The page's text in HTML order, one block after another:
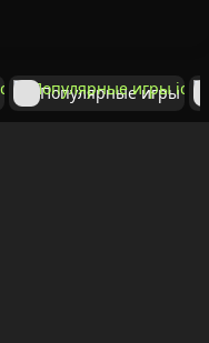
Популярные игры